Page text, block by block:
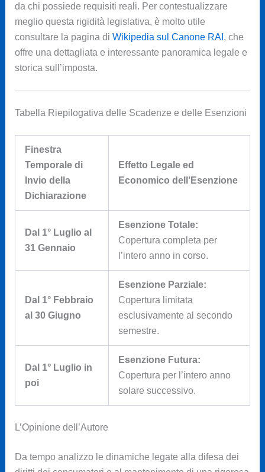
da chi possiede requisiti reali. Per contestualizzare
meglio questa rigidità legislativa, è molto utile
consultare la pagina di Wikipedia sul Canone RAI , che
offre una dettagliata e interessante panoramica legale e
storica sull’imposta.
Tabella Riepilogativa delle Scadenze e delle Esenzioni
Finestra
Temporale di
Invio della
Dichiarazione
Effetto Legale ed
Economico dell’Esenzione
Dal 1° Luglio al
31 Gennaio
Esenzione Totale:
Copertura completa per
l’intero anno in corso.
Dal 1° Febbraio
al 30 Giugno
Esenzione Parziale:
Copertura limitata
esclusivamente al secondo
semestre.
Dal 1° Luglio in
poi
Esenzione Futura:
Copertura per l’intero anno
solare successivo.
L’Opinione dell’Autore
Da tempo analizzo le dinamiche legate alla difesa dei